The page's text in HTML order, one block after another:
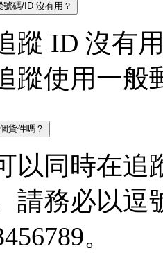
碼/ID 沒有用？
蹤 ID 沒有
蹤使用一般
貨件嗎？
以同時在追
請務必以逗
。